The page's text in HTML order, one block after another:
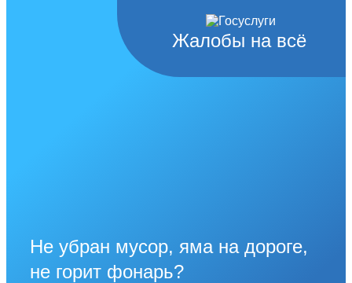
Жалобы на всё
Не убран мусор, яма на дороге,
не горит фонарь?